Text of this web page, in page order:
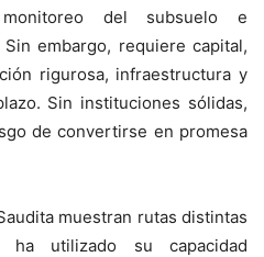
monitoreo del subsuelo e
embargo, requiere capital,
rigurosa, infraestructura y
Sin instituciones sólidas,
de convertirse en promesa
muestran rutas distintas
ha utilizado su capacidad